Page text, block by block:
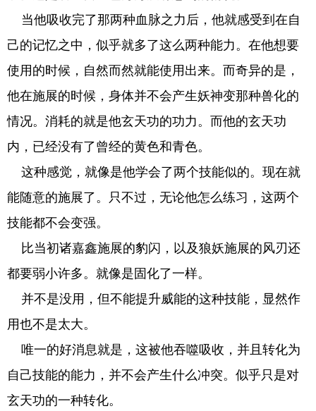
当他吸收完了那两种血脉之力后，他就感受到在自
己的记忆之中，似乎就多了这么两种能力。在他想要
使用的时候，自然而然就能使用出来。而奇异的是，
他在施展的时候，身体并不会产生妖神变那种兽化的
情况。消耗的就是他玄天功的功力。而他的玄天功
内，已经没有了曾经的黄色和青色。
这种感觉，就像是他学会了两个技能似的。现在就
能随意的施展了。只不过，无论他怎么练习，这两个
技能都不会变强。
比当初诸嘉鑫施展的豹闪，以及狼妖施展的风刃还
都要弱小许多。就像是固化了一样。
并不是没用，但不能提升威能的这种技能，显然作
用也不是太大。
唯一的好消息就是，这被他吞噬吸收，并且转化为
自己技能的能力，并不会产生什么冲突。似乎只是对
玄天功的一种转化。